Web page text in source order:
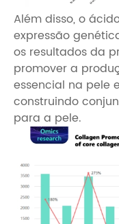
Além disso, o
expressão
os resultados da
promover a
essencial na pele
construindo
para a pele.